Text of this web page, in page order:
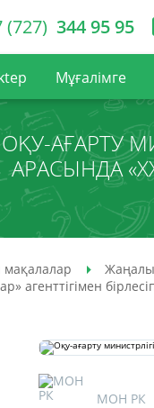
(727) 344 95 95
Мұғалімге
ОҚУ-АҒАРТУ
АРАСЫНДА
агенттігімен
МОН РК